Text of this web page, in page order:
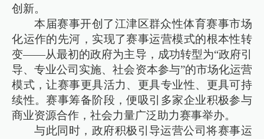
创新。
本届赛事开创了江津区群众性体育赛事市场
化运作的先河，实现了赛事运营模式的根本性转
变——从最初的政府为主导，成功转型为“政府引
导、专业公司实施、社会资本参与”的市场化运营
模式，让赛事更具活力、更具专业性、更具可持
续性。赛事筹备阶段，便吸引多家企业积极参与
商业资源合作，社会力量广泛助力赛事举办。
与此同时，政府积极引导运营公司将赛事运